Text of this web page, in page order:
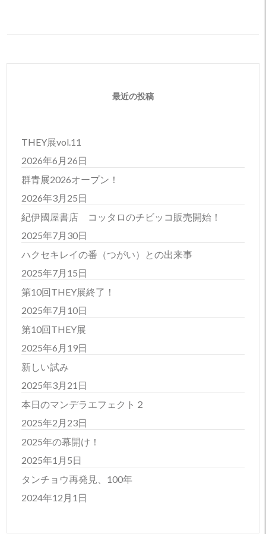
最近の投稿
THEY展vol.11
2026年6月26日
群青展2026オープン！
2026年3月25日
紀伊國屋書店 コッタロのチビッコ販売開始！
2025年7月30日
ハクセキレイの番（つがい）との出来事
2025年7月15日
第10回THEY展終了！
2025年7月10日
第10回THEY展
2025年6月19日
新しい試み
2025年3月21日
本日のマンデラエフェクト２
2025年2月23日
2025年の幕開け！
2025年1月5日
タンチョウ再発見、100年
2024年12月1日